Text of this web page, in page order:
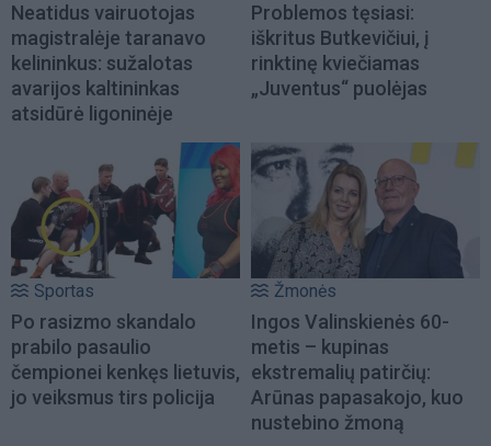
Neatidus vairuotojas
magistralėje taranavo
kelininkus: sužalotas
avarijos kaltininkas
atsidūrė ligoninėje
Problemos tęsiasi:
iškritus Butkevičiui, į
rinktinę kviečiamas
„Juventus“ puolėjas
Sportas
Po rasizmo skandalo
prabilo pasaulio
čempionei kenkęs lietuvis,
jo veiksmus tirs policija
Žmonės
Ingos Valinskienės 60-
metis – kupinas
ekstremalių patirčių:
Arūnas papasakojo, kuo
nustebino žmoną